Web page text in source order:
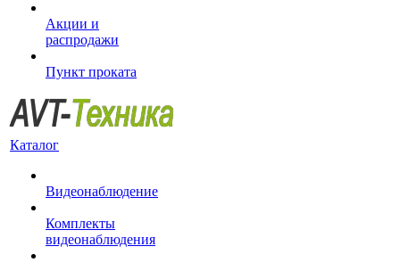
Акции и
распродажи
Пункт проката
Каталог
Видеонаблюдение
Комплекты
видеонаблюдения